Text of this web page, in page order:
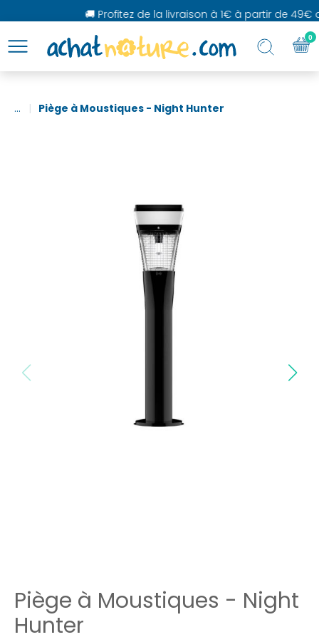
🚚 Profitez de la livraison à 1€ à partir de 49€
... Piège à Moustiques - Night Hunter
Piège à Moustiques - Night
Hunter
0